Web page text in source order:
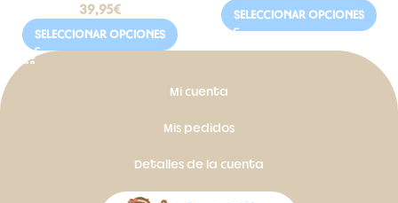
39,95€
SELECCIONAR OPCIONES
SELECCIONAR OPCIONES
Mi cuenta
Mis pedidos
Detalles de la cuenta